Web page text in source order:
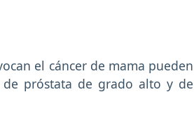
el cáncer de mama pueden
de próstata de grado alto y de